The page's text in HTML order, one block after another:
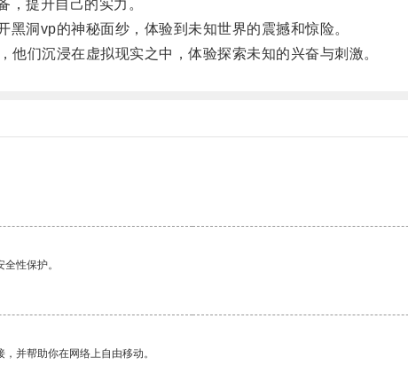
提升自己的实力。
洞vp的神秘面纱，体验到未知世界的震撼和惊险。
们沉浸在虚拟现实之中，体验探索未知的兴奋与刺激。
性保护。
并帮助你在网络上自由移动。